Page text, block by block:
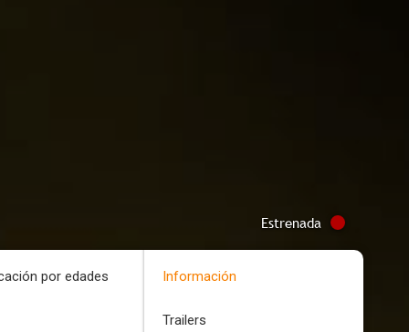
Estrenada
por edades Información
Trailers